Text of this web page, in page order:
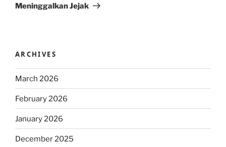
Meninggalkan Jejak
ARCHIVES
March 2026
February 2026
January 2026
December 2025